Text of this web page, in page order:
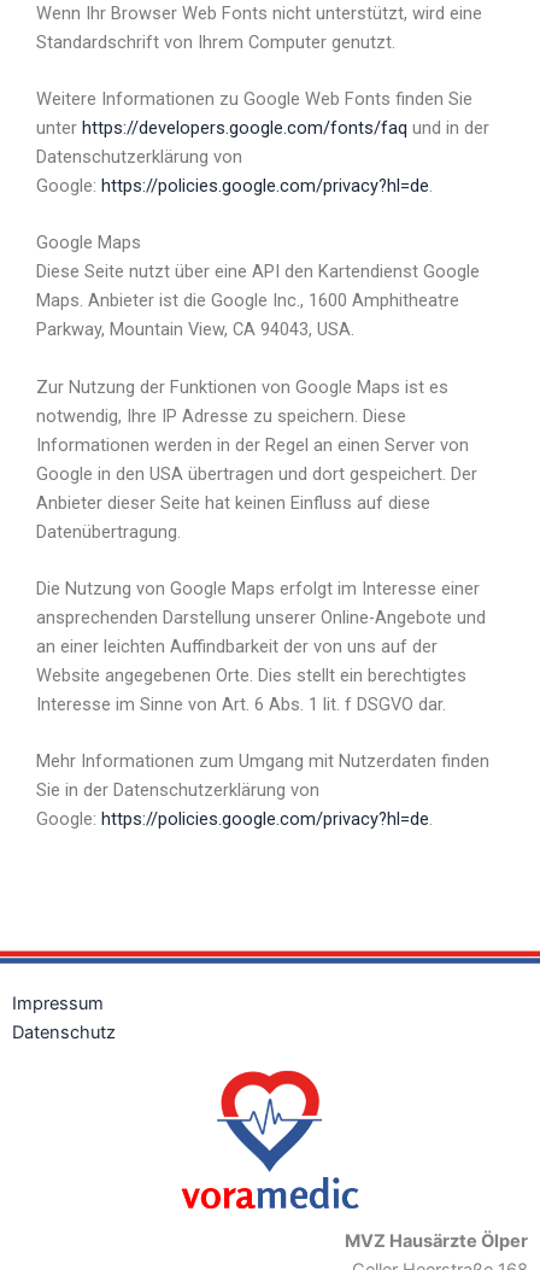
Wenn Ihr Browser Web Fonts nicht unterstützt, wird eine
Standardschrift von Ihrem Computer genutzt.
Weitere Informationen zu Google Web Fonts finden Sie
unter https://developers.google.com/fonts/faq und in der
Datenschutzerklärung von
Google: https://policies.google.com/privacy?hl=de.
Google Maps
Diese Seite nutzt über eine API den Kartendienst Google
Maps. Anbieter ist die Google Inc., 1600 Amphitheatre
Parkway, Mountain View, CA 94043, USA.
Zur Nutzung der Funktionen von Google Maps ist es
notwendig, Ihre IP Adresse zu speichern. Diese
Informationen werden in der Regel an einen Server von
Google in den USA übertragen und dort gespeichert. Der
Anbieter dieser Seite hat keinen Einfluss auf diese
Datenübertragung.
Die Nutzung von Google Maps erfolgt im Interesse einer
ansprechenden Darstellung unserer Online-Angebote und
an einer leichten Auffindbarkeit der von uns auf der
Website angegebenen Orte. Dies stellt ein berechtigtes
Interesse im Sinne von Art. 6 Abs. 1 lit. f DSGVO dar.
Mehr Informationen zum Umgang mit Nutzerdaten finden
Sie in der Datenschutzerklärung von
Google: https://policies.google.com/privacy?hl=de.
Impressum
Datenschutz
MVZ Hausärzte Ölper